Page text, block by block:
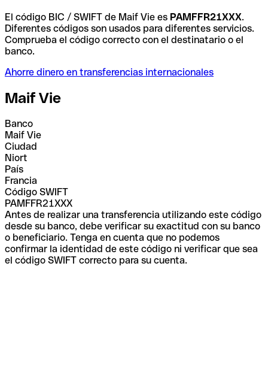
El código BIC / SWIFT de Maif Vie es PAMFFR21XXX.
Diferentes códigos son usados para diferentes servicios.
Comprueba el código correcto con el destinatario o el
banco.
Ahorre dinero en transferencias internacionales
Maif Vie
Banco
Maif Vie
Ciudad
Niort
País
Francia
Código SWIFT
PAMFFR21XXX
Antes de realizar una transferencia utilizando este código
desde su banco, debe verificar su exactitud con su banco
o beneficiario. Tenga en cuenta que no podemos
confirmar la identidad de este código ni verificar que sea
el código SWIFT correcto para su cuenta.